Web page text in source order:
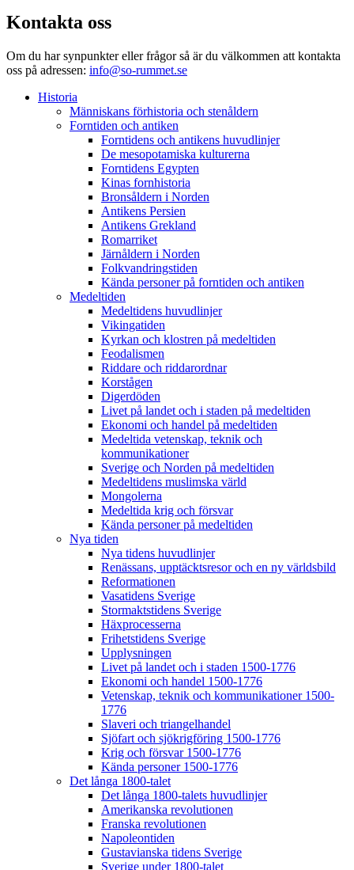
Kontakta oss
Om du har synpunkter eller frågor så är du välkommen att kontakta
oss på adressen: info@so-rummet.se
Historia
Människans förhistoria och stenåldern
Forntiden och antiken
Forntidens och antikens huvudlinjer
De mesopotamiska kulturerna
Forntidens Egypten
Kinas fornhistoria
Bronsåldern i Norden
Antikens Persien
Antikens Grekland
Romarriket
Järnåldern i Norden
Folkvandringstiden
Kända personer på forntiden och antiken
Medeltiden
Medeltidens huvudlinjer
Vikingatiden
Kyrkan och klostren på medeltiden
Feodalismen
Riddare och riddarordnar
Korstågen
Digerdöden
Livet på landet och i staden på medeltiden
Ekonomi och handel på medeltiden
Medeltida vetenskap, teknik och
kommunikationer
Sverige och Norden på medeltiden
Medeltidens muslimska värld
Mongolerna
Medeltida krig och försvar
Kända personer på medeltiden
Nya tiden
Nya tidens huvudlinjer
Renässans, upptäcktsresor och en ny världsbild
Reformationen
Vasatidens Sverige
Stormaktstidens Sverige
Häxprocesserna
Frihetstidens Sverige
Upplysningen
Livet på landet och i staden 1500-1776
Ekonomi och handel 1500-1776
Vetenskap, teknik och kommunikationer 1500-
1776
Slaveri och triangelhandel
Sjöfart och sjökrigföring 1500-1776
Krig och försvar 1500-1776
Kända personer 1500-1776
Det långa 1800-talet
Det långa 1800-talets huvudlinjer
Amerikanska revolutionen
Franska revolutionen
Napoleontiden
Gustavianska tidens Sverige
Sverige under 1800-talet